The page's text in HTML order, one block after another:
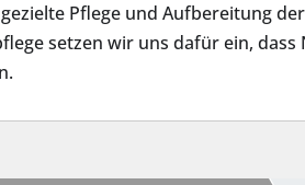
Pflege und Aufbereitung
setzen wir uns dafür ein,